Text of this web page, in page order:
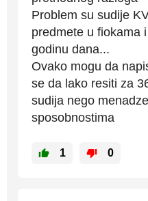
Problem su sudije
predmete u fiokama
godinu dana...
Ovako mogu da
se da lako resiti za
sudija nego
sposobnostima
1 0